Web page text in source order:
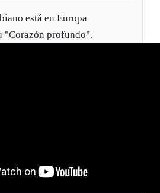
está en Europa
"Corazón profundo".